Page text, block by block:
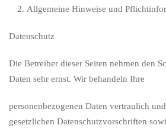
Allgemeine Hinweise und
Datenschutz
Die Betreiber dieser Seiten nehmen den
Daten sehr ernst. Wir behandeln Ihre
personenbezogenen Daten vertraulich
gesetzlichen Datenschutzvorschriften